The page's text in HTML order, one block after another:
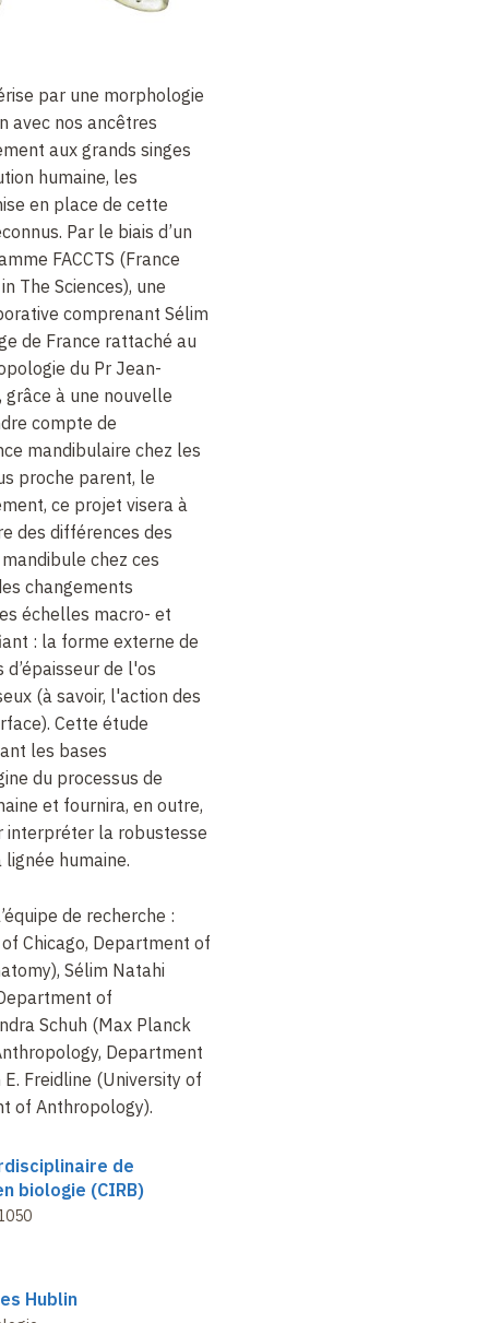
par une morphologie
avec nos ancêtres
aux grands singes
humaine, les
en place de cette
Par le biais d’un
FACCTS (France
The Sciences), une
comprenant Sélim
de France rattaché au
du Pr Jean-
à une nouvelle
compte de
mandibulaire chez les
proche parent, le
ce projet visera à
des différences des
chez ces
changements
échelles macro- et
: la forme externe de
de l'os
(à savoir, l'action des
Cette étude
les bases
du processus de
et fournira, en outre,
interpréter la robustesse
humaine.
de recherche :
Chicago, Department of
Sélim Natahi
of
Schuh (Max Planck
Department
Freidline (University of
of Anthropology).
de
biologie (CIRB)
Hublin